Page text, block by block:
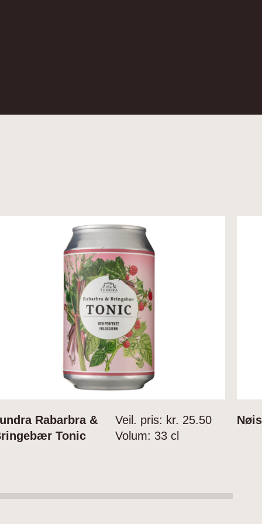
Rabarbra &
Tonic
Veil. pris: kr. 25.50
Volum: 33 cl